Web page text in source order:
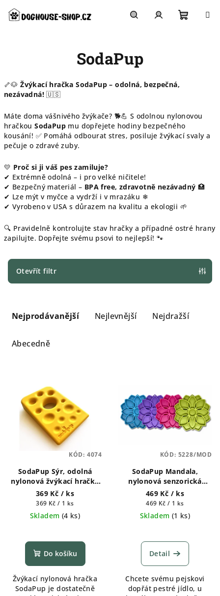
obsah
SodaPup
🦴🐶Žvýkací hračka SodaPup – odolná, bezpečná,
nezávadná! 🇺🇸
Máte doma vášnivého žvýkače? 🐕💪 S odolnou nylonovou
hračkouSodaPup mu dopřejete hodiny bezpečného
kousání! ✅ Pomáhá odbourat stres, posiluje žvýkací svaly a
pečuje o zdravé zuby.
💛 Proč si ji váš pes zamiluje?
✔ Extrémně odolná – i pro velké ničitele!
✔ Bezpečný materiál – BPA free, zdravotně nezávadný 🏥
✔ Lze mýt v myčce a vydrží i v mrazáku ❄
✔ Vyrobeno v USA s důrazem na kvalitu a ekologii 🌱
🔍 Pravidelně kontrolujte stav hračky a případné ostré hrany
zapilujte. Dopřejte svému psovi to nejlepší! 🐾
Otevřít filtr
Nejprodávanější Nejlevnější Nejdražší
Abecedně
SodaPup Sýr, odolná
nylonová žvýkací hračka
14 cm x 10,2 cm
369 Kč / ks
Měrná
cena:
369 Kč / 1 ks
Skladem (4 ks)
Do košíku
Žvýkací nylonová hračka
SodaPup je dostatečně
KÓD: 4074
SodaPup Mandala,
nylonová senzorická
miska - fialová, modrá,
růžová, zelená
469 Kč / ks
Měrná
cena:
469 Kč / 1 ks
Skladem (1 ks)
hodnocení
produktu
z
5
Detail
Chcete svému pejskovi
dopřát pestré jídlo, u
KÓD: 5228/MOD